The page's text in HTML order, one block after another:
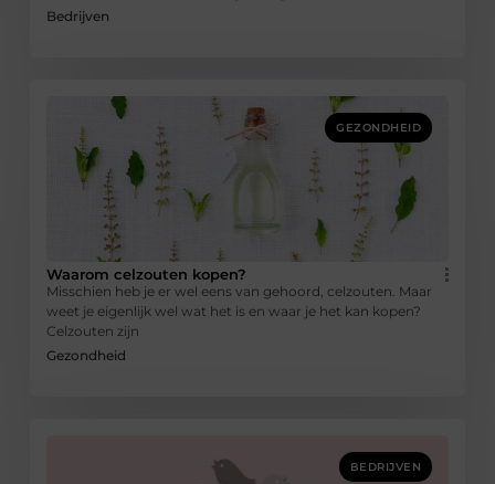
Bedrijven
GEZONDHEID
Waarom celzouten kopen?
Misschien heb je er wel eens van gehoord, celzouten. Maar
weet je eigenlijk wel wat het is en waar je het kan kopen?
Celzouten zijn
Gezondheid
BEDRIJVEN